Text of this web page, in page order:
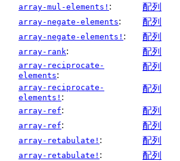
array-mul-elements! : 配列
array-negate-elements: 配列
array-negate-elements! : 配列
array-rank: 配列
array-reciprocate-
elements:
配列
array-reciprocate-
elements! :
配列
array-ref: 配列
array-ref: 配列
array-retabulate! : 配列
array-retabulate! : 配列